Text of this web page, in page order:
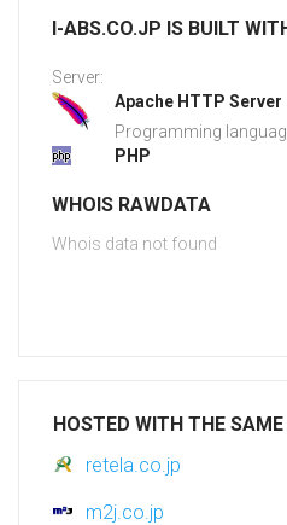
I-ABS.CO.JP IS BUILT
Server:
Apache HTTP Server
Programming
PHP
WHOIS RAWDATA
Whois data not found
HOSTED WITH THE SAME
retela.co.jp
m2j.co.jp